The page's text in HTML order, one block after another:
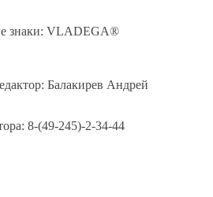
знаки: VLADEGA®
Балакирев Андрей
8-(49-245)-2-34-44